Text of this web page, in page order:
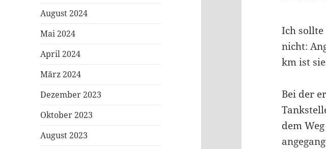
August 2024
Mai 2024
April 2024
März 2024
Dezember 2023
Oktober 2023
August 2023
Ich
nicht:
km ist
Bei der
dem